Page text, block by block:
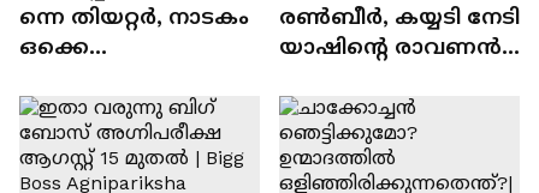
ന്നെ തിയറ്റർ, നാടകം
ഒക്കെ
ചെയ്യാനുള്ള
ആത്മവിശ്വാസമുണ്ടാ
യിരുന്നില്ല'
രൺബീർ, കയ്യടി നേടി
യാഷിന്റെ രാവണൻ;
രാമായണ ട്രെയിലർ
എത്തി | Ramayana
Movie